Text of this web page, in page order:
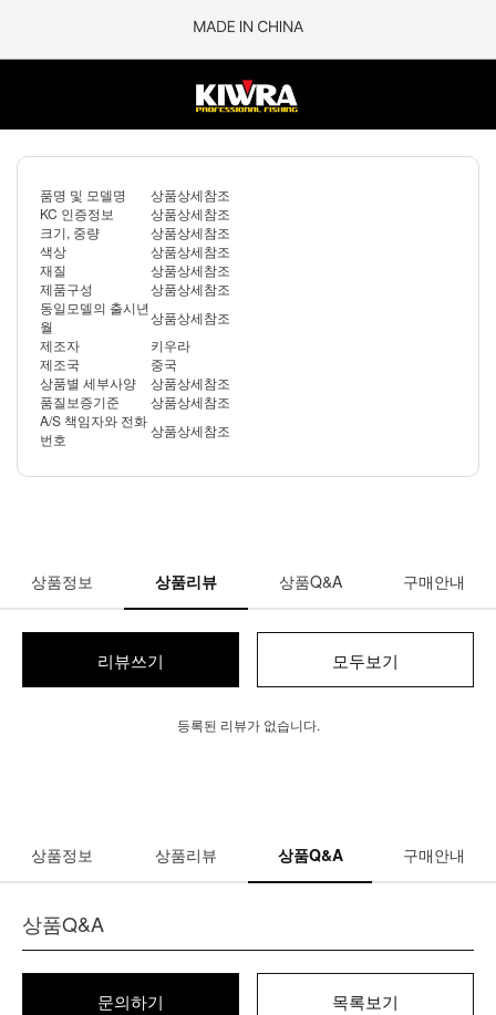
품명 및 모델명
상품상세참조
KC 인증정보
상품상세참조
크기, 중량
상품상세참조
색상
상품상세참조
재질
상품상세참조
제품구성
상품상세참조
동일모델의 출시년
월
상품상세참조
제조자
키우라
제조국
중국
상품별 세부사양
상품상세참조
품질보증기준
상품상세참조
A/S 책임자와 전화
번호
상품상세참조
상품정보 상품리뷰 상품Q&A 구매안내
리뷰쓰기 모두보기
등록된 리뷰가 없습니다.
상품정보 상품리뷰 상품Q&A 구매안내
상품Q&A
문의하기 목록보기